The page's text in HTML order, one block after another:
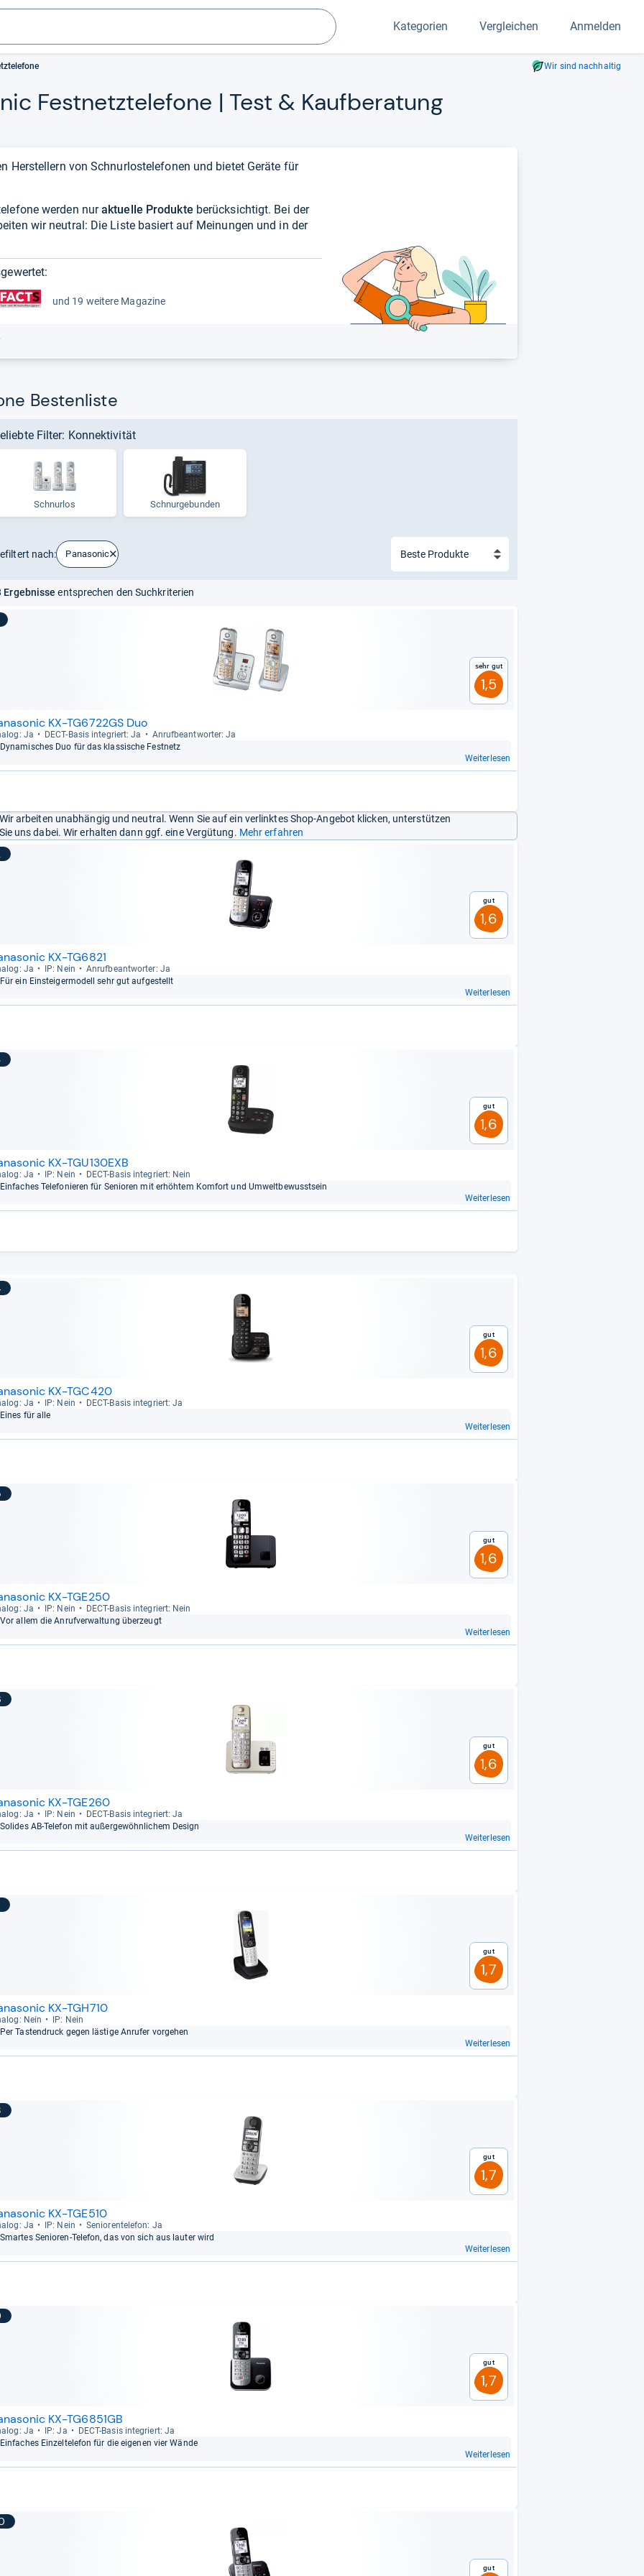
Suchen Kategorien Vergleichen Anmelden
Wir sind nachhaltig
Fest­netz­te­le­fone | Test & Kauf­be­ra­tung
Herstellern von Schnurlostelefonen und bietet Geräte für
werden nuraktuelle Produkte berücksichtigt. Bei der
wir neutral: Die Liste basiert auf Meinungen und in der
und 19 weitere Magazine
Bestenliste
Filter: Konnektivität
Schnurlos Schnur­ge­bun­den
nach: Panasonic
Ergebnisse entsprechen den Suchkriterien
Sehr gut
1,5
KX-TG6722GS Duo
Ja DECT-​Basis inte­griert: Ja
Anruf­be­ant­wor­ter: Ja
Dyna­mi­sches Duo für das klas­si­sche Fest­netz
Weiterlesen
arbeiten unabhängig und neutral. Wenn Sie auf ein verlinktes Shop-Angebot klicken, unterstützen
uns dabei. Wir erhalten dann ggf. eine Vergütung. Mehr erfahren
Gut
1,6
KX-TG6821
Ja IP: Nein
Anruf­be­ant­wor­ter: Ja
Für ein Ein­stei­ger­mo­dell sehr gut auf­ge­stellt
Weiterlesen
Gut
1,6
KX-TGU130EXB
Ja IP: Nein
DECT-​Basis inte­griert: Nein
Ein­fa­ches Tele­fo­nie­ren für Senio­ren mit erhöh­tem Kom­fort und Umwelt­be­wusst­sein
Weiterlesen
Gut
1,6
KX-TGC420
Ja IP: Nein
DECT-​Basis inte­griert: Ja
Eines für alle
Weiterlesen
Gut
1,6
KX-TGE250
Ja IP: Nein
DECT-​Basis inte­griert: Nein
Vor allem die Anruf­ver­wal­tung über­zeugt
Weiterlesen
Gut
1,6
KX-TGE260
Ja IP: Nein
DECT-​Basis inte­griert: Ja
Soli­des AB-​Tele­fon mit außer­ge­wöhn­li­chem Design
Weiterlesen
Gut
1,7
KX-TGH710
Nein
IP: Nein
Per Tas­ten­druck gegen läs­tige Anru­fer vor­ge­hen
Weiterlesen
Gut
1,7
KX-TGE510
Ja IP: Nein
Senio­ren­te­le­fon: Ja
Smar­tes Senio­ren-​Tele­fon, das von sich aus lau­ter wird
Weiterlesen
Gut
1,7
KX-TG6851GB
Ja IP: Ja
DECT-​Basis inte­griert: Ja
Ein­fa­ches Ein­zel­te­le­fon für die eige­nen vier Wände
Weiterlesen
Gut